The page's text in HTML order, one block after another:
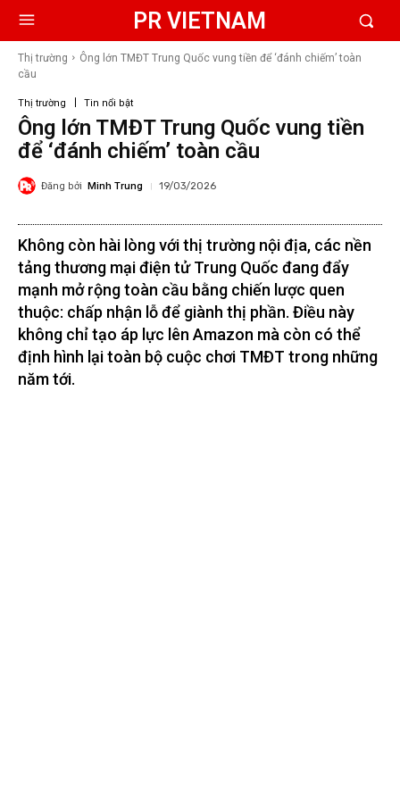
PR VIETNAM
Thị trường
Ông lớn TMĐT Trung Quốc vung tiền để ‘đánh chiếm’ toàn
cầu
Thị trường Tin nổi bật
Ông lớn TMĐT Trung Quốc vung tiền
để ‘đánh chiếm’ toàn cầu
Đăng bởi Minh Trung 19/03/2026
Không còn hài lòng với thị trường nội địa, các nền
tảng thương mại điện tử Trung Quốc đang đẩy
mạnh mở rộng toàn cầu bằng chiến lược quen
thuộc: chấp nhận lỗ để giành thị phần. Điều này
không chỉ tạo áp lực lên Amazon mà còn có thể
định hình lại toàn bộ cuộc chơi TMĐT trong những
năm tới.